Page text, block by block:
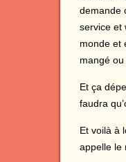
demande
service et
monde et
mangé ou
Et ça
faudra
Et voilà à
appelle le